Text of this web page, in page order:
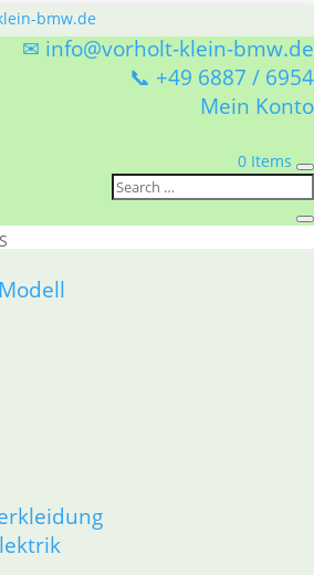
✉ info@vorholt-klein-bmw.de
📞 +49 6887 / 6954
Mein Konto
0 Items
R69/S Ersatzteile
Komponenten
Zweizylinder-
und R69/S gehören zu den
der späten 50er und
Kombination aus
robuster
und klassischem